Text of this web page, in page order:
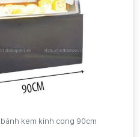
kem kính cong 90cm